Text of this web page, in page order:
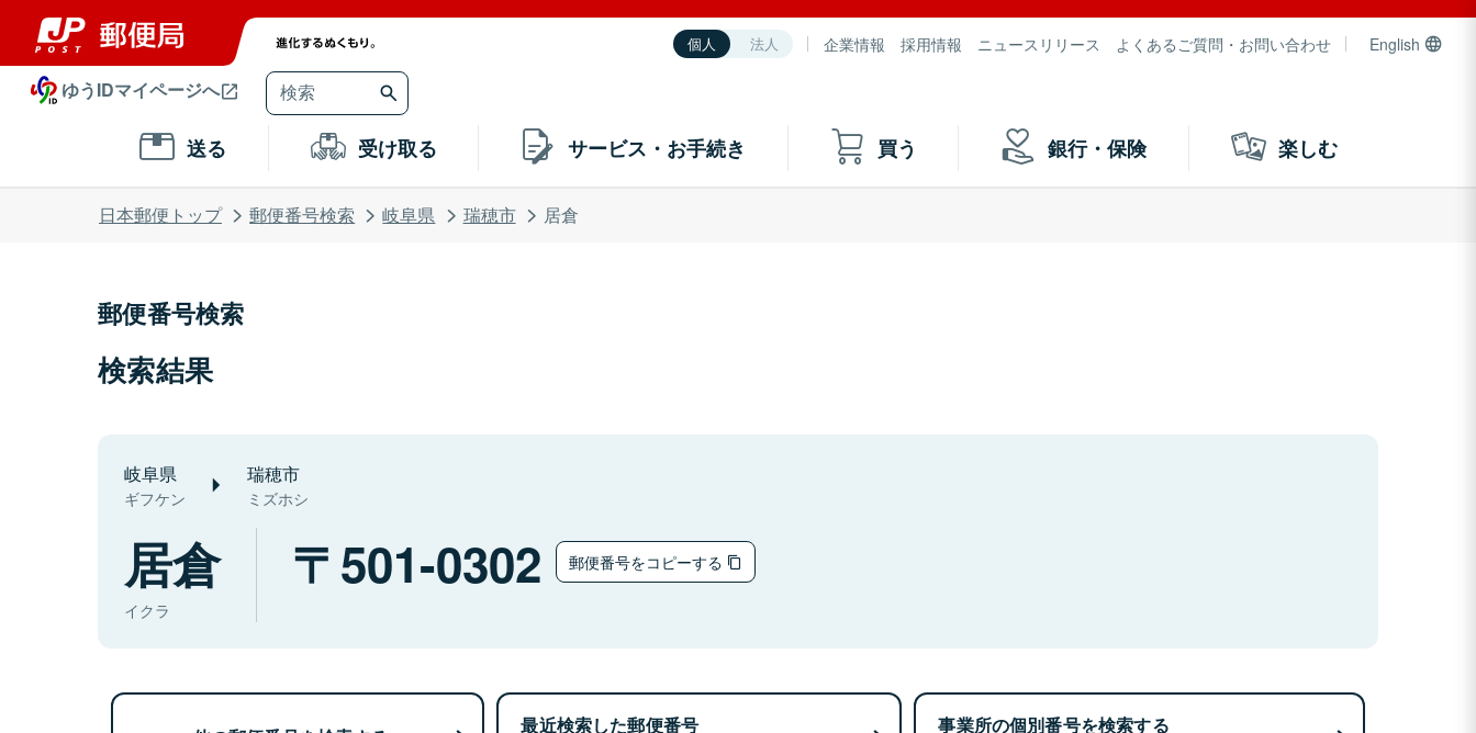
個人 法人 企業情報 採用情報 ニュースリリース よくあるご質問・お問い合わせ English
ゆうIDマイページへ
送る 受け取る サービス・お手続き 買う 銀行・保険 楽しむ
日本郵便トップ 郵便番号検索 岐阜県 瑞穂市 居倉
郵便番号検索
検索結果
岐阜県
ギフケン
瑞穂市
ミズホシ
居倉
イクラ
501-0302 郵便番号をコピーする
最近検索した郵便番号 事業所の個別番号を検索する